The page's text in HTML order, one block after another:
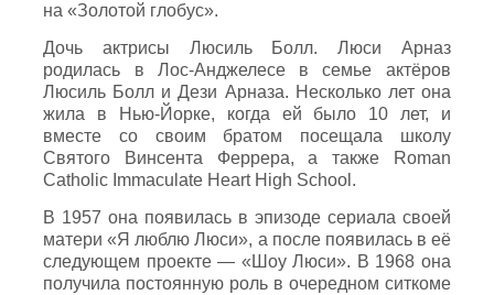
на «Золотой глобус».
Дочь актрисы Люсиль Болл. Люси Арназ
родилась в Лос-Анджелесе в семье актёров
Люсиль Болл и Дези Арназа. Несколько лет она
жила в Нью-Йорке, когда ей было 10 лет, и
вместе со своим братом посещала школу
Святого Винсента Феррера, а также Roman
Catholic Immaculate Heart High School.
В 1957 она появилась в эпизоде сериала своей
матери «Я люблю Люси», а после появилась в её
следующем проекте — «Шоу Люси». В 1968 она
получила постоянную роль в очередном ситкоме